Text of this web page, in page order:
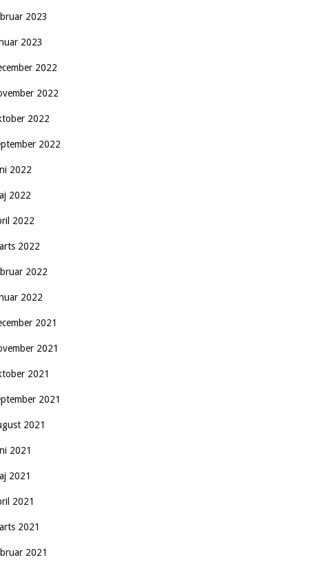
2023
2023
2022
2022
2022
2022
2022
2022
2022
2022
2022
2022
2021
2021
2021
2021
2021
2021
2021
2021
2021
2021